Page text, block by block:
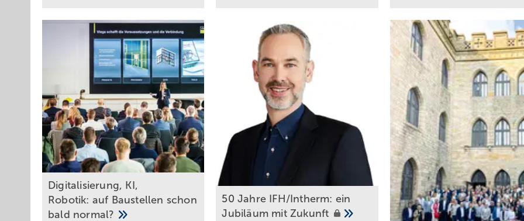
Digitalisierung, KI,
Robotik: auf Baustellen schon
bald normal?
50 Jahre IFH/Intherm: ein
Jubiläum mit Zukunft